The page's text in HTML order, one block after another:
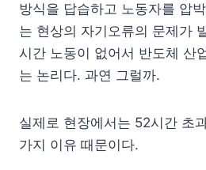
방식을 답습하고 노동자를 압
는 현상의 자기오류의 문제가
시간 노동이 없어서 반도체 산
는 논리다. 과연 그럴까.
실제로 현장에서는 52시간 초
가지 이유 때문이다.